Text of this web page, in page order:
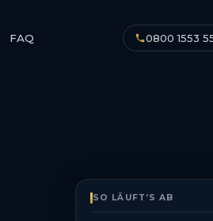
FAQ 0800 1553
SO LÄUFT’S AB